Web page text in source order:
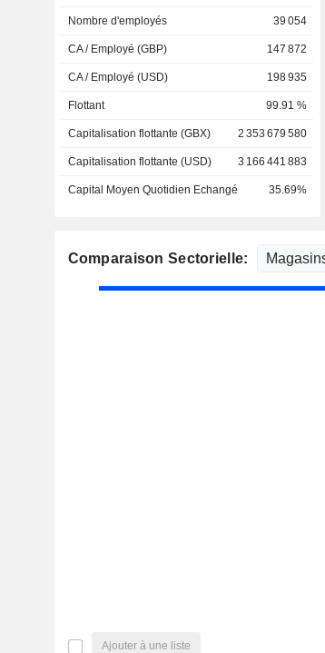
Nombre d'employés 39 054
CA / Employé (GBP) 147 872
CA / Employé (USD) 198 935
Flottant 99.91 %
Capitalisation flottante (GBX) 2 353 679 580
Capitalisation flottante (USD) 3 166 441 883
Capital Moyen Quotidien Echangé 35.69%
Comparaison Sectorielle:
Ajouter à une liste